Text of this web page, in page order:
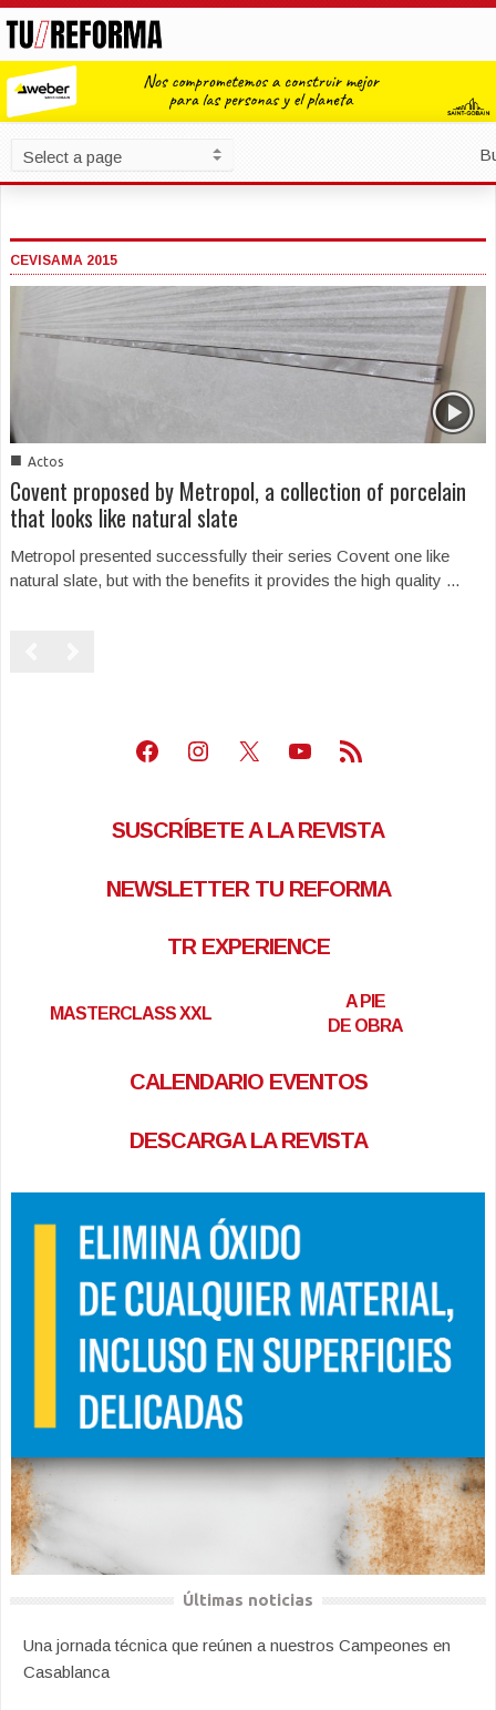
CEVISAMA 2015
■ Actos
Covent proposed by Metropol, a collection of porcelain
that looks like natural slate
Metropol presented successfully their series Covent one like
natural slate, but with the benefits it provides the high quality ...
Facebook
Instagram
X Youtube
Feed RSS
SUSCRÍBETE A LA REVISTA
NEWSLETTER TU REFORMA
TR EXPERIENCE
MASTERCLASS XXL
A PIE
DE OBRA
CALENDARIO EVENTOS
DESCARGA LA REVISTA
Últimas noticias
Una jornada técnica que reúnen a nuestros Campeones en
Casablanca